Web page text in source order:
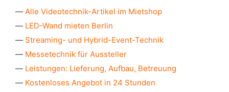
Alle Videotechnik-Artikel im Mietshop
LED-Wand mieten Berlin
Streaming- und Hybrid-Event-Technik
Messetechnik für Aussteller
Leistungen: Lieferung, Aufbau, Betreuung
Kostenloses Angebot in 24 Stunden